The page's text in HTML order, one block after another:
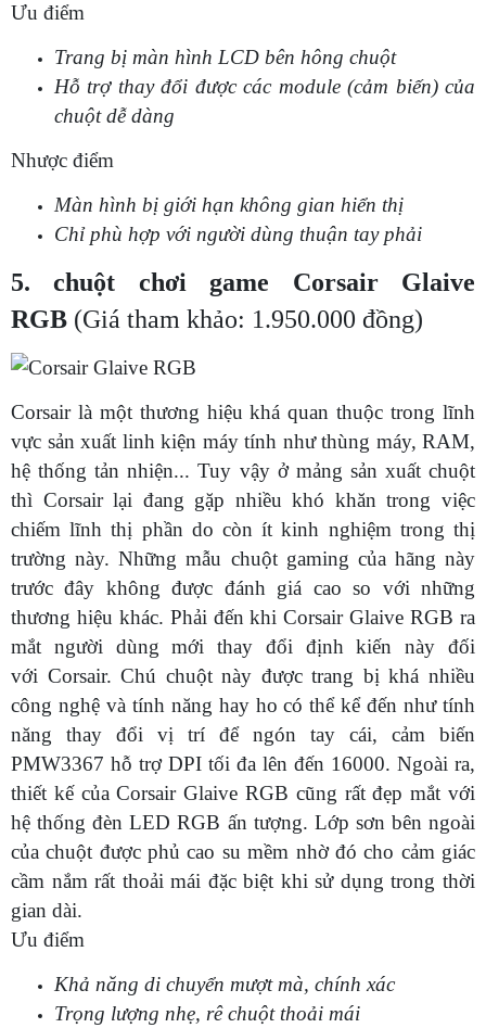
Ưu điểm
Trang bị màn hình LCD bên hông chuột
Hỗ trợ thay đổi được các module (cảm biến) của
chuột dễ dàng
Nhược điểm
Màn hình bị giới hạn không gian hiển thị
Chỉ phù hợp với người dùng thuận tay phải
5. chuột chơi game Corsair Glaive
RGB (Giá tham khảo: 1.950.000 đồng)
Corsair là một thương hiệu khá quan thuộc trong lĩnh
vực sản xuất linh kiện máy tính như thùng máy, RAM,
hệ thống tản nhiện... Tuy vậy ở mảng sản xuất chuột
thì Corsair lại đang gặp nhiều khó khăn trong việc
chiếm lĩnh thị phần do còn ít kinh nghiệm trong thị
trường này. Những mẫu chuột gaming của hãng này
trước đây không được đánh giá cao so với những
thương hiệu khác. Phải đến khi Corsair Glaive RGB ra
mắt người dùng mới thay đổi định kiến này đối
với Corsair. Chú chuột này được trang bị khá nhiều
công nghệ và tính năng hay ho có thể kể đến như tính
năng thay đổi vị trí để ngón tay cái, cảm biến
PMW3367 hỗ trợ DPI tối đa lên đến 16000. Ngoài ra,
thiết kế của Corsair Glaive RGB cũng rất đẹp mắt với
hệ thống đèn LED RGB ấn tượng. Lớp sơn bên ngoài
của chuột được phủ cao su mềm nhờ đó cho cảm giác
cầm nắm rất thoải mái đặc biệt khi sử dụng trong thời
gian dài.
Ưu điểm
Khả năng di chuyển mượt mà, chính xác
Trọng lượng nhẹ, rê chuột thoải mái